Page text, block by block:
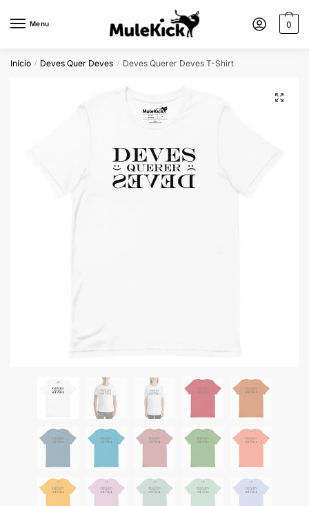
Menu 0
Início / Deves Quer Deves / Deves Querer Deves T-Shirt
🔍